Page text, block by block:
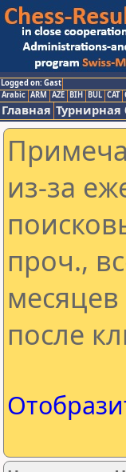
Logged on: Gast
Arabic ARM AZE BIH BUL CAT
Главная Турнирная
из-за
проч.,
после